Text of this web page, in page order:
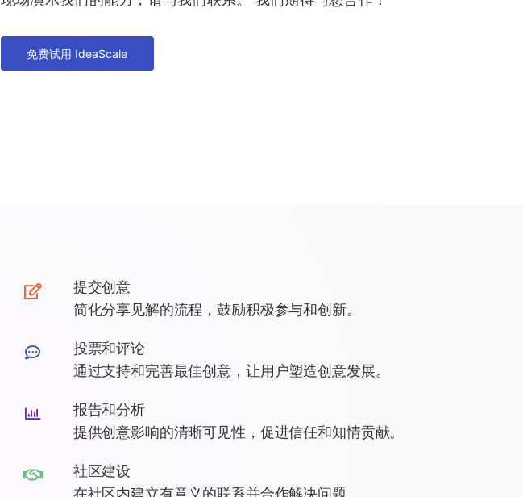
免费试用 IdeaScale
提交创意
简化分享见解的流程，鼓励积极参与和创新。
投票和评论
通过支持和完善最佳创意，让用户塑造创意发展。
报告和分析
提供创意影响的清晰可见性，促进信任和知情贡献。
社区建设
在社区内建立有意义的联系并合作解决问题。